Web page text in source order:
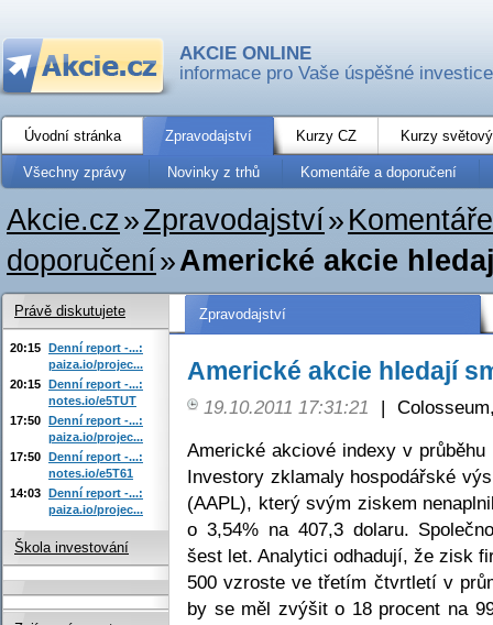
AKCIE ONLINE
informace pro Vaše úspěšné investice
Úvodní stránka Zpravodajství Kurzy CZ Kurzy
Všechny zprávy Novinky z trhů Komentáře a doporučení
Akcie.cz»Zpravodajství»
doporučení»Americké akcie
Zpravodajství
Americké akcie hledají
19.10.2011 17:31:21 |
Americké akciové indexy v
Investory zklamaly hospodářské
(AAPL), který svým ziskem
o 3,54% na 407,3 dolaru.
šest let. Analytici odhadují, že zisk
500 vzroste ve třetím čtvrtletí v
by se měl zvýšit o 18 procent na
Právě diskutujete
20:15 Denní report -...:
paiza.io/projec...
20:15 Denní report -...:
notes.io/e5TUT
17:50 Denní report -...:
paiza.io/projec...
17:50 Denní report -...:
notes.io/e5T61
14:03 Denní report -...:
paiza.io/projec...
Škola investování